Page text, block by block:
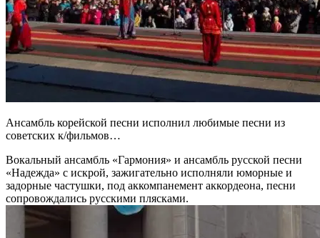
Ансамбль корейской песни исполнил любимые песни из
советских к/фильмов…
Вокальный ансамбль «Гармония» и ансамбль русской песни
«Надежда» с искрой, зажигательно исполняли юморные и
задорные частушки, под аккомпанемент аккордеона, песни
сопровождались русскими плясками.